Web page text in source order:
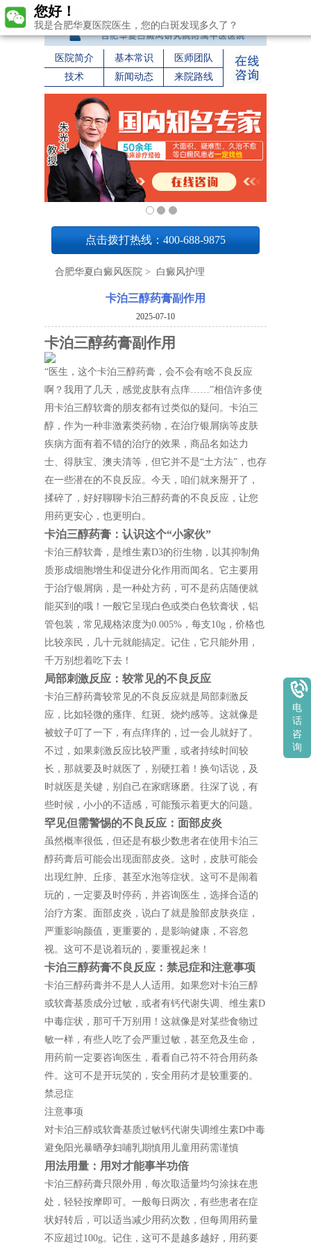
医院简介 基本常识
医师团队
技术
新闻动态 来院路线
点击拨打热线：400-688-9875
合肥华夏白癜风医院 > 白癜风护理
卡泊三醇药膏副作用
2025-07-10
卡泊三醇药膏副作用
“医生，这个卡泊三醇药膏，会不会有啥不良反应
啊？我用了几天，感觉皮肤有点痒……”相信许多使
用卡泊三醇软膏的朋友都有过类似的疑问。卡泊三
醇，作为一种非激素类药物，在治疗银屑病等皮肤
疾病方面有着不错的治疗的效果，商品名如达力
士、得肤宝、澳夫清等，但它并不是“土方法”，也存
在一些潜在的不良反应。今天，咱们就来掰开了，
揉碎了，好好聊聊卡泊三醇药膏的不良反应，让您
用药更安心，也更明白。
卡泊三醇药膏：认识这个“小家伙”
卡泊三醇软膏，是维生素D3的衍生物，以其抑制角
质形成细胞增生和促进分化作用而闻名。它主要用
于治疗银屑病，是一种处方药，可不是药店随便就
能买到的哦！一般它呈现白色或类白色软膏状，铝
管包装，常见规格浓度为0.005%，每支10g，价格也
比较亲民，几十元就能搞定。记住，它只能外用，
千万别想着吃下去！
局部刺激反应：较常见的不良反应
卡泊三醇药膏较常见的不良反应就是局部刺激反
应，比如轻微的瘙痒、红斑、烧灼感等。这就像是
被蚊子叮了一下，有点痒痒的，过一会儿就好了。
不过，如果刺激反应比较严重，或者持续时间较
长，那就要及时就医了，别硬扛着！换句话说，及
时就医是关键，别自己在家瞎琢磨。往深了说，有
些时候，小小的不适感，可能预示着更大的问题。
罕见但需警惕的不良反应：面部皮炎
虽然概率很低，但还是有极少数患者在使用卡泊三
醇药膏后可能会出现面部皮炎。这时，皮肤可能会
出现红肿、丘疹、甚至水泡等症状。这可不是闹着
玩的，一定要及时停药，并咨询医生，选择合适的
治疗方案。面部皮炎，说白了就是脸部皮肤炎症，
严重影响颜值，更重要的，是影响健康，不容忽
视。这可不是说着玩的，要重视起来！
卡泊三醇药膏不良反应：禁忌症和注意事项
卡泊三醇药膏并不是人人适用。如果您对卡泊三醇
或软膏基质成分过敏，或者有钙代谢失调、维生素D
中毒症状，那可千万别用！这就像是对某些食物过
敏一样，有些人吃了会严重过敏，甚至危及生命，
用药前一定要咨询医生，看看自己符不符合用药条
件。这可不是开玩笑的，安全用药才是较重要的。
禁忌症
注意事项
对卡泊三醇或软膏基质过敏钙代谢失调维生素D中毒
避免阳光暴晒孕妇哺乳期慎用儿童用药需谨慎
用法用量：用对才能事半功倍
卡泊三醇药膏只限外用，每次取适量均匀涂抹在患
处，轻轻按摩即可。一般每日两次，有些患者在症
状好转后，可以适当减少用药次数，但每周用药量
不应超过100g。记住，这可不是越多越好，用药要
您好！
我是合肥华夏医院医生，您的白斑发现多久了？
电
话
咨
询